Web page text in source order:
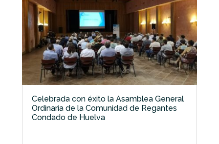
Celebrada con éxito la Asamblea General
Ordinaria de la Comunidad de Regantes
Condado de Huelva